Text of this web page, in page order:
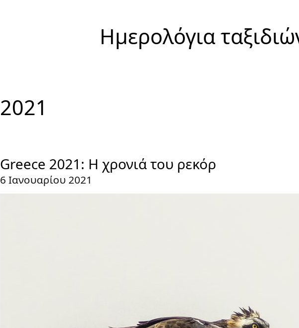
Ημερολόγια
2021
Greece 2021: Η χρονιά του ρεκόρ
6 Ιανουαρίου 2021